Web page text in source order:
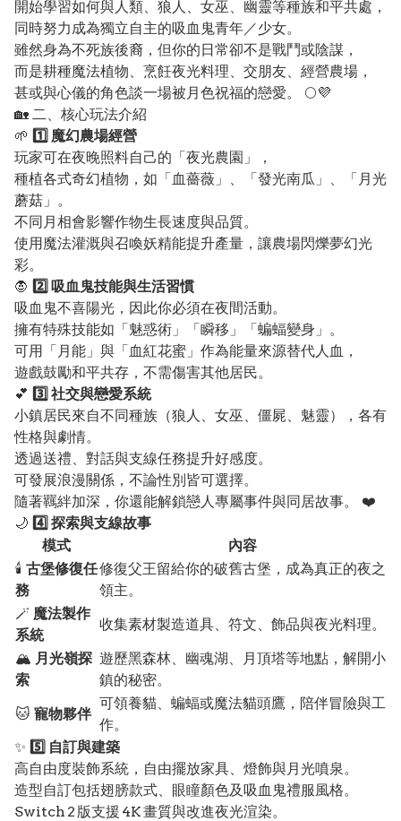
開始學習如何與人類、狼人、女巫、幽靈等種族和平共處，
同時努力成為獨立自主的吸血鬼青年／少女。
雖然身為不死族後裔，但你的日常卻不是戰鬥或陰謀，
而是耕種魔法植物、烹飪夜光料理、交朋友、經營農場，
甚或與心儀的角色談一場被月色祝福的戀愛。 🌕💜
🏡 二、核心玩法介紹
🌱 1️⃣ 魔幻農場經營
玩家可在夜晚照料自己的「夜光農園」，
種植各式奇幻植物，如「血薔薇」、「發光南瓜」、「月光
蘑菇」。
不同月相會影響作物生長速度與品質。
使用魔法灌溉與召喚妖精能提升產量，讓農場閃爍夢幻光
彩。
🧛 2️⃣ 吸血鬼技能與生活習慣
吸血鬼不喜陽光，因此你必須在夜間活動。
擁有特殊技能如「魅惑術」「瞬移」「蝙蝠變身」。
可用「月能」與「血紅花蜜」作為能量來源替代人血，
遊戲鼓勵和平共存，不需傷害其他居民。
💕 3️⃣ 社交與戀愛系統
小鎮居民來自不同種族（狼人、女巫、僵屍、魅靈），各有
性格與劇情。
透過送禮、對話與支線任務提升好感度。
可發展浪漫關係，不論性別皆可選擇。
隨著羈絆加深，你還能解鎖戀人專屬事件與同居故事。 ❤️
🌙 4️⃣ 探索與支線故事
模式
內容
🕯️ 古堡修復任
務
修復父王留給你的破舊古堡，成為真正的夜之
領主。
🪄 魔法製作
系統
收集素材製造道具、符文、飾品與夜光料理。
🏔️ 月光嶺探
索
遊歷黑森林、幽魂湖、月頂塔等地點，解開小
鎮的秘密。
🐱 寵物夥伴
可領養貓、蝙蝠或魔法貓頭鷹，陪伴冒險與工
作。
✨ 5️⃣ 自訂與建築
高自由度裝飾系統，自由擺放家具、燈飾與月光噴泉。
造型自訂包括翅膀款式、眼瞳顏色及吸血鬼禮服風格。
Switch 2 版支援 4K 畫質與改進夜光渲染。